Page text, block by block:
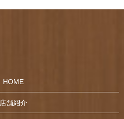
HOME
店舗紹介